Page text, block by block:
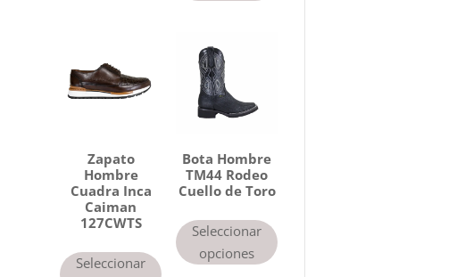
Zapato
Hombre
Cuadra Inca
Caiman
127CWTS
Seleccionar
Bota Hombre
TM44 Rodeo
Cuello de Toro
Seleccionar
opciones